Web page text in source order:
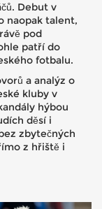
Debut v
naopak talent,
pod
patří do
fotbalu.
a analýz o
kluby v
hýbou
děsí i
zbytečných
z hřiště i